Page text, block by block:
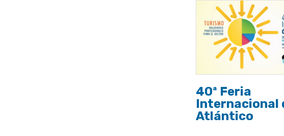
40ª Feria
Internacional
Atlántico